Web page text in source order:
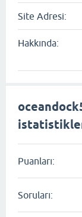
Site Adresi:
Hakkında:
Puanları:
Soruları: